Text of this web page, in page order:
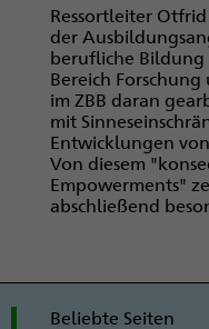
Ressortleiter
der
berufliche Bildung
Bereich
im ZBB daran
mit
Entwicklungen
Von diesem
Empowerments"
abschließend
Beliebte Seiten